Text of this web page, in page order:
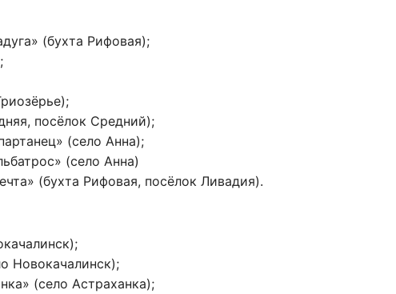
(бухта Рифовая);
посёлок Средний);
(село Анна);
(село Анна)
(бухта Рифовая, посёлок Ливадия).
Новокачалинск);
(село Астраханка);